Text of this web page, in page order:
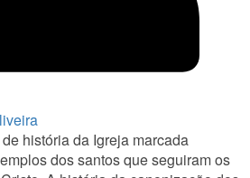
história da Igreja marcada
dos santos que seguiram os